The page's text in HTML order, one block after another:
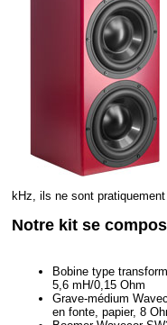
kHz, ils ne sont
Notre kit se
Bobine type
5,6 mH/0,15 Ohm
Grave-médium
en fonte, papier, 8